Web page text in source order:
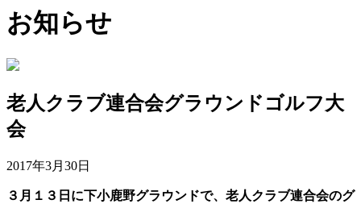
お知らせ
老人クラブ連合会グラウンドゴルフ大
会
2017年3月30日
３月１３日に下小鹿野グラウンドで、老人クラブ連合会のグ